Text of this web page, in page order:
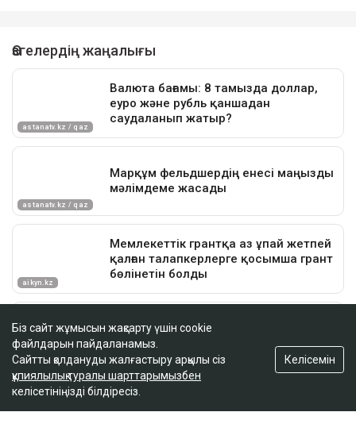
Біз сайт жұмысын жақсарту үшін cookie
файлдарын пайдаланамыз.
Сайтты қолдануды жалғастыру арқылы сіз
құпиялылық туралы шарттарымызбен
келісетініңізді білдіресіз.
Келісемін